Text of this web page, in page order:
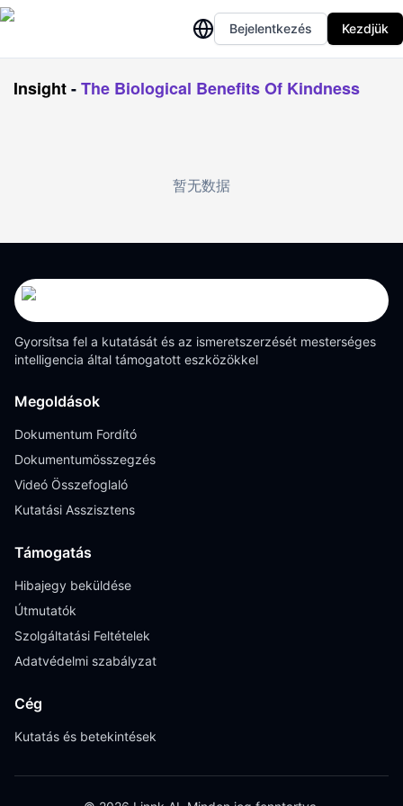
Bejelentkezés Kezdjük
Insight-The Biological Benefits Of Kindness
暂无数据
Gyorsítsa fel a kutatását és az ismeretszerzését mesterséges
intelligencia által támogatott eszközökkel
Megoldások
Dokumentum Fordító
Dokumentumösszegzés
Videó Összefoglaló
Kutatási Asszisztens
Támogatás
Hibajegy beküldése
Útmutatók
Szolgáltatási Feltételek
Adatvédelmi szabályzat
Cég
Kutatás és betekintések